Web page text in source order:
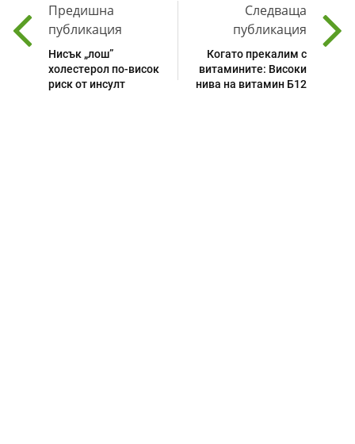
Предишна
публикация
Нисък „лош”
холестерол по-висок
риск от инсулт
Следваща
публикация
Когато прекалим с
витамините: Високи
нива на витамин Б12